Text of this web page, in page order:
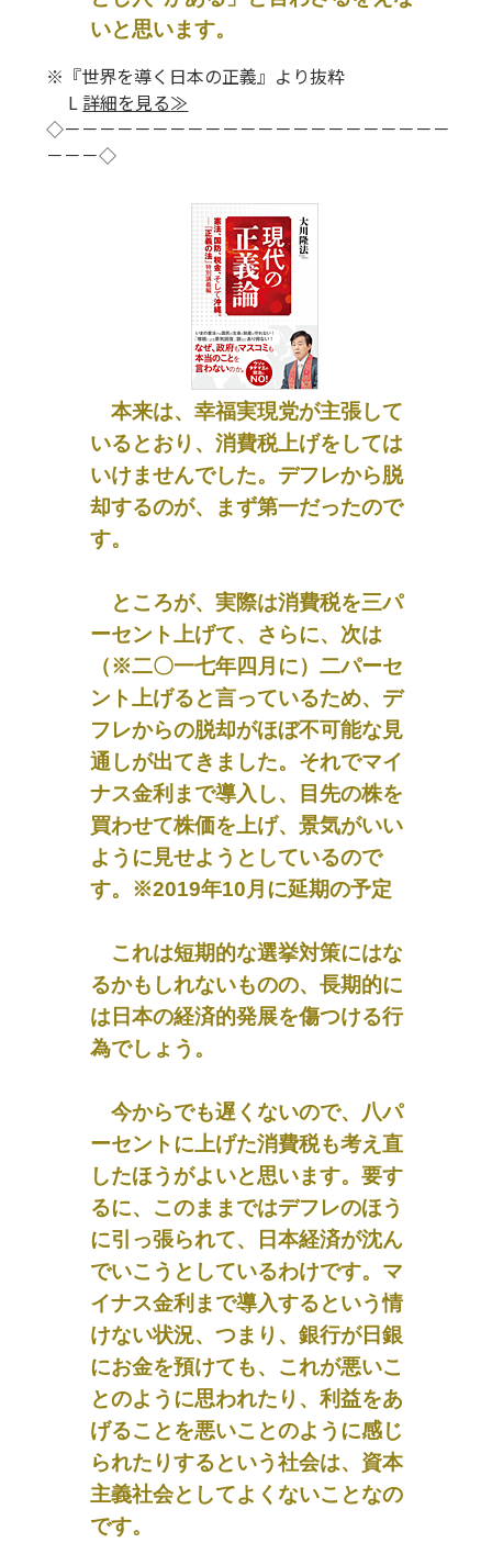
いと思います。
※『世界を導く日本の正義』より抜粋
L 詳細を見る≫
◇－－－－－－－－－－－－－－－－－－－－－－
－－－◇
本来は、幸福実現党が主張して
いるとおり、消費税上げをしては
いけませんでした。デフレから脱
却するのが、まず第一だったので
す。
ところが、実際は消費税を三パ
ーセント上げて、さらに、次は
（※二〇一七年四月に）二パーセ
ント上げると言っているため、デ
フレからの脱却がほぼ不可能な見
通しが出てきました。それでマイ
ナス金利まで導入し、目先の株を
買わせて株価を上げ、景気がいい
ように見せようとしているので
す。※2019年10月に延期の予定
これは短期的な選挙対策にはな
るかもしれないものの、長期的に
は日本の経済的発展を傷つける行
為でしょう。
今からでも遅くないので、八パ
ーセントに上げた消費税も考え直
したほうがよいと思います。要す
るに、このままではデフレのほう
に引っ張られて、日本経済が沈ん
でいこうとしているわけです。マ
イナス金利まで導入するという情
けない状況、つまり、銀行が日銀
にお金を預けても、これが悪いこ
とのように思われたり、利益をあ
げることを悪いことのように感じ
られたりするという社会は、資本
主義社会としてよくないことなの
です。